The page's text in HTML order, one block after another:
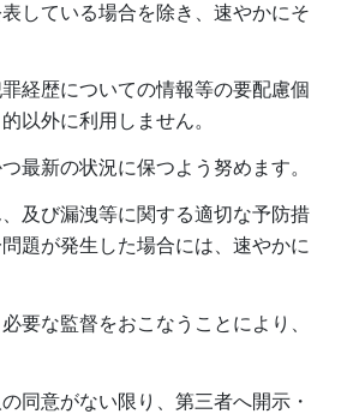
している場合を除き、速やかにそ
経歴についての情報等の要配慮個
以外に利用しません。
最新の状況に保つよう努めます。
及び漏洩等に関する適切な予防措
題が発生した場合には、速やかに
要な監督をおこなうことにより、
同意がない限り、第三者へ開示・